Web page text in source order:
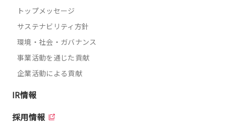
トップメッセージ
サステナビリティ方針
環境・社会・ガバナンス
事業活動を通じた貢献
企業活動による貢献
IR情報
採用情報